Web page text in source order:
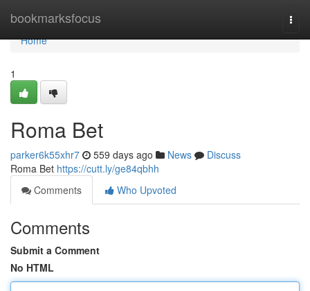
bookmarksfocus
Home
Home
1
Roma Bet
parker6k55xhr7 559 days ago News
Discuss
Roma Bet https://cutt.ly/ge84qbhh
Comments
Who Upvoted
Comments
Submit a Comment
No HTML